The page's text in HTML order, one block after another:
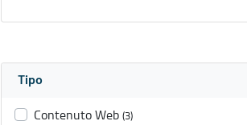
Tipo
Contenuto Web (3)